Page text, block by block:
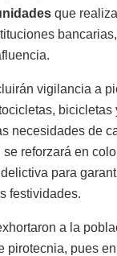
que
vigilancia a
bicicletas
necesidades de
reforzará en
para
festividades.
a la
pirotecnia, pues